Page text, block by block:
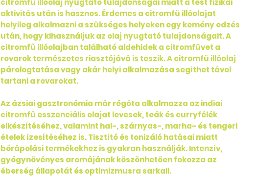
citromfű illóolaj nyugtató tulajdonságai miatt a test fizikai
aktivitás után is hasznos. Érdemes a citromfű illóolajat
helyileg alkalmazni a szükséges helyeken egy kemény edzés
után, hogy kihasználjuk az olaj nyugtató tulajdonságait. A
citromfű illóolajban található aldehidek a citromfüvet a
rovarok természetes riasztójává is teszik. A citromfű illóolaj
párologtatása vagy akár helyi alkalmazása segíthet távol
tartani a rovarokat.
Az ázsiai gasztronómia már régóta alkalmazza az indiai
citromfű esszenciális olajat levesek, teák és curryfélék
elkészítéséhez, valamint hal-, szárnyas-, marha- és tengeri
ételek ízesítéséhez is. Tisztító és tonizáló hatásai miatt
bőrápolási termékekhez is gyakran használják. Intenzív,
gyógynövényes aromájának köszönhetően fokozza az
éberség állapotát és optimizmusra sarkall.